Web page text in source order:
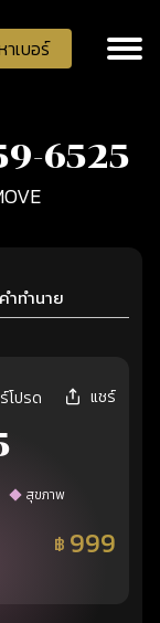
เบอร์
6525
ำทำนาย
โปรด แชร์
สุขภาพ
฿ 999